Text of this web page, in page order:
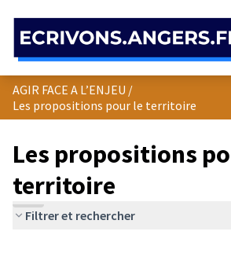
AGIR FACE A L’ENJEU /
Les propositions pour le territoire
Les propositions
territoire
Filtrer et rechercher